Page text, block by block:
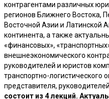
контрагентами различных
регионов Ближнего Востока,
Восточной Азии и Латинской
континента, а также
«финансовых»,
внешнеэкономического
руководителей и юристов
транспортно-логистического
представителя,
состоит из 4 лекций.